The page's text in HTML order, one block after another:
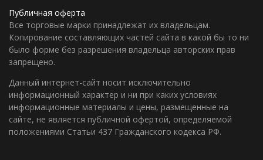
Публичная оферта
Все торговые марки принадлежат их владельцам.
Копирование составляющих частей сайта в какой бы то ни
было форме без разрешения владельца авторских прав
запрещено.
Данный интернет-сайт носит исключительно
информационный характер и ни при каких условиях
информационные материалы и цены, размещенные на
сайте, не является публичной офертой, определяемой
положениями Статьи 437 Гражданского кодекса РФ.